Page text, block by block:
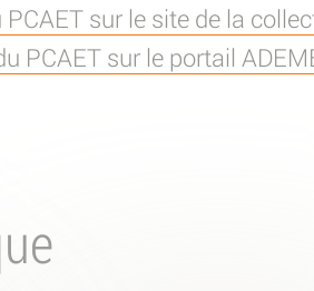
sur le site de la
PCAET sur le portail